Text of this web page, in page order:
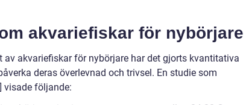
akvariefiskar för nybörjare
av akvariefiskar för nybörjare har det gjorts kvantitativa
deras överlevnad och trivsel. En studie som
visade följande: